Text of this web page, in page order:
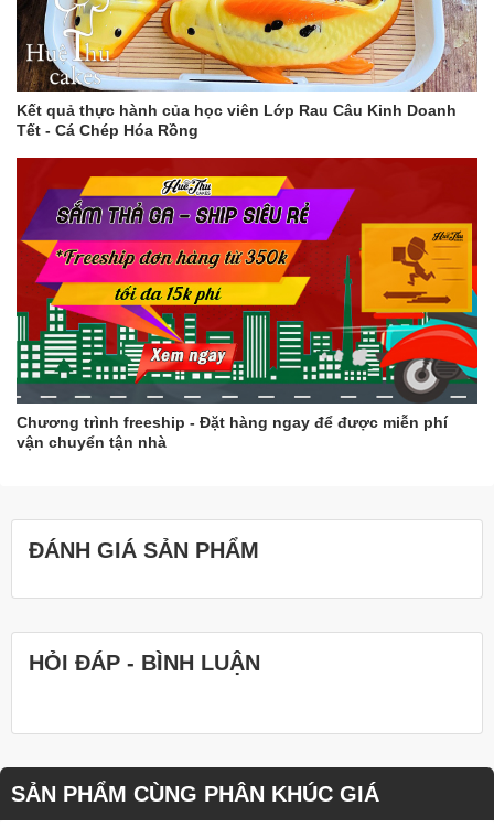
Kết quả thực hành của học viên Lớp Rau Câu Kinh Doanh
Tết - Cá Chép Hóa Rồng
Chương trình freeship - Đặt hàng ngay để được miễn phí
vận chuyển tận nhà
ĐÁNH GIÁ SẢN PHẨM
HỎI ĐÁP - BÌNH LUẬN
SẢN PHẨM CÙNG PHÂN KHÚC GIÁ